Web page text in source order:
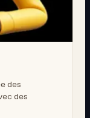
des
des